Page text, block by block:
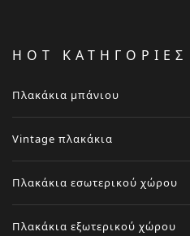
HOT ΚΑΤΗΓΟΡΙΕΣ
Πλακάκια μπάνιου
Vintage πλακάκια
Πλακάκια εσωτερικού χώρου
Πλακάκια εξωτερικού χώρου